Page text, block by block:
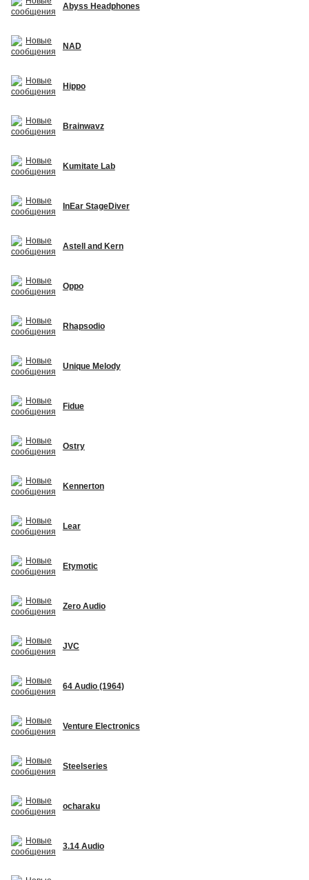
Abyss Headphones
NAD
Hippo
Brainwavz
Kumitate Lab
InEar StageDiver
Astell and Kern
Oppo
Rhapsodio
Unique Melody
Fidue
Ostry
Kennerton
Lear
Etymotic
Zero Audio
JVC
64 Audio (1964)
Venture Electronics
Steelseries
ocharaku
3.14 Audio